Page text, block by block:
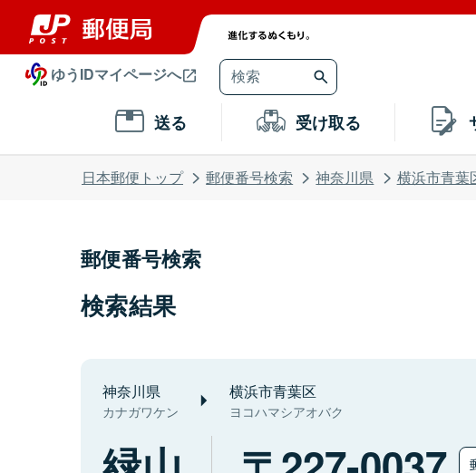
ゆうIDマイページへ
送る 受け取る
日本郵便トップ 郵便番号検索 神奈川県 横浜市青葉
郵便番号検索
検索結果
神奈川県
カナガワケン
横浜市青葉区
ヨコハマシアオバク